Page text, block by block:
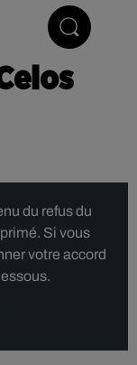
du refus du
Si vous
votre accord